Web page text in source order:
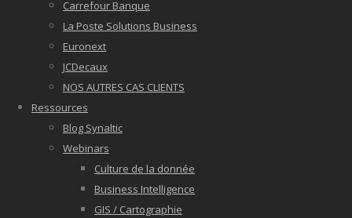
Carrefour Banque
La Poste Solutions Business
Euronext
JCDecaux
NOS AUTRES CAS CLIENTS
Ressources
Blog Synaltic
Webinars
Culture de la donnée
Business Intelligence
GIS / Cartographie